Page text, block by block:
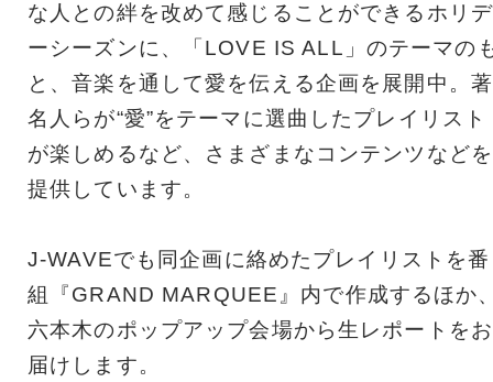
な人との絆を改めて感じることができるホリデ
ーシーズンに、「LOVE IS ALL」のテーマの
と、音楽を通して愛を伝える企画を展開中。著
名人らが“愛”をテーマに選曲したプレイリスト
が楽しめるなど、さまざまなコンテンツなどを
提供しています。
J-WAVEでも同企画に絡めたプレイリストを番
組『GRAND MARQUEE』内で作成するほか
六本木のポップアップ会場から生レポートをお
届けします。